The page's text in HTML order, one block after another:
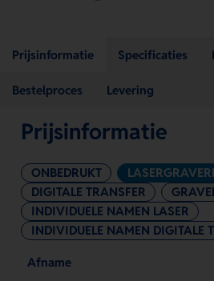
Prijsinformatie Specificaties
Bestelproces Levering
Prijsinformatie
ONBEDRUKT
DIGITALE TRANSFER
INDIVIDUELE NAMEN LASER
INDIVIDUELE NAMEN DIGITALE
Afname